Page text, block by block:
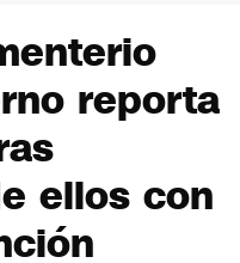
reporta
ellos con